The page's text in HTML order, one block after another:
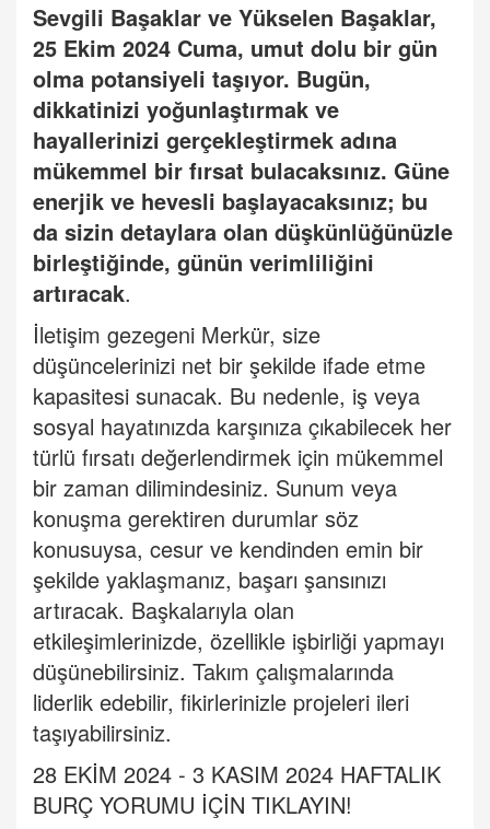
Sevgili Başaklar ve Yükselen Başaklar,
25 Ekim 2024 Cuma, umut dolu bir gün
olma potansiyeli taşıyor. Bugün,
dikkatinizi yoğunlaştırmak ve
hayallerinizi gerçekleştirmek adına
mükemmel bir fırsat bulacaksınız. Güne
enerjik ve hevesli başlayacaksınız; bu
da sizin detaylara olan düşkünlüğünüzle
birleştiğinde, günün verimliliğini
artıracak.
İletişim gezegeni Merkür, size
düşüncelerinizi net bir şekilde ifade etme
kapasitesi sunacak. Bu nedenle, iş veya
sosyal hayatınızda karşınıza çıkabilecek her
türlü fırsatı değerlendirmek için mükemmel
bir zaman dilimindesiniz. Sunum veya
konuşma gerektiren durumlar söz
konusuysa, cesur ve kendinden emin bir
şekilde yaklaşmanız, başarı şansınızı
artıracak. Başkalarıyla olan
etkileşimlerinizde, özellikle işbirliği yapmayı
düşünebilirsiniz. Takım çalışmalarında
liderlik edebilir, fikirlerinizle projeleri ileri
taşıyabilirsiniz.
28 EKİM 2024 - 3 KASIM 2024 HAFTALIK
BURÇ YORUMU İÇİN TIKLAYIN!